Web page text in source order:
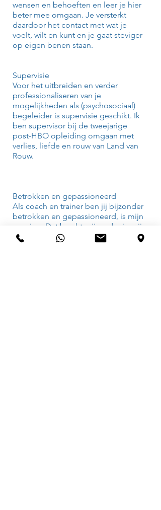
wensen en behoeften en leer je hier
beter mee omgaan. Je versterkt
daardoor het contact met wat je
voelt, wilt en kunt en je gaat steviger
op eigen benen staan.
Supervisie
Voor het uitbreiden en verder
professionaliseren van je
mogelijkheden als (psychosociaal)
begeleider is supervisie geschikt. Ik
ben supervisor bij de tweejarige
post-HBO opleiding omgaan met
verlies, liefde en rouw van Land van
Rouw.
Betrokken en gepassioneerd
Als coach en trainer ben jij bijzonder
betrokken en gepassioneerd, is mijn
ervaring. Dat bracht mij verder in mijn
professionele en persoonlijke